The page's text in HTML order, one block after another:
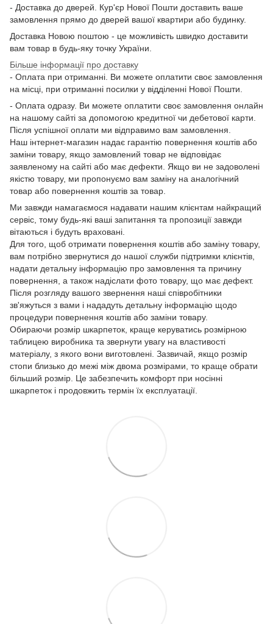
- Доставка до дверей. Кур'єр Нової Пошти доставить ваше
замовлення прямо до дверей вашої квартири або будинку.
Доставка Новою поштою - це можливість швидко доставити
вам товар в будь-яку точку України.
Більше інформації про доставку
- Оплата при отриманні. Ви можете оплатити своє замовлення
на місці, при отриманні посилки у відділенні Нової Пошти.
- Оплата одразу. Ви можете оплатити своє замовлення онлайн
на нашому сайті за допомогою кредитної чи дебетової карти.
Після успішної оплати ми відправимо вам замовлення.
Наш інтернет-магазин надає гарантію повернення коштів або
заміни товару, якщо замовлений товар не відповідає
заявленому на сайті або має дефекти. Якщо ви не задоволені
якістю товару, ми пропонуємо вам заміну на аналогічний
товар або повернення коштів за товар.
Ми завжди намагаємося надавати нашим клієнтам найкращий
сервіс, тому будь-які ваші запитання та пропозиції завжди
вітаються і будуть враховані.
Для того, щоб отримати повернення коштів або заміну товару,
вам потрібно звернутися до нашої служби підтримки клієнтів,
надати детальну інформацію про замовлення та причину
повернення, а також надіслати фото товару, що має дефект.
Після розгляду вашого звернення наші співробітники
зв'яжуться з вами і нададуть детальну інформацію щодо
процедури повернення коштів або заміни товару.
Обираючи розмір шкарпеток, краще керуватись розмірною
таблицею виробника та звернути увагу на властивості
матеріалу, з якого вони виготовлені. Зазвичай, якщо розмір
стопи близько до межі між двома розмірами, то краще обрати
більший розмір. Це забезпечить комфорт при носінні
шкарпеток і продовжить термін їх експлуатації.